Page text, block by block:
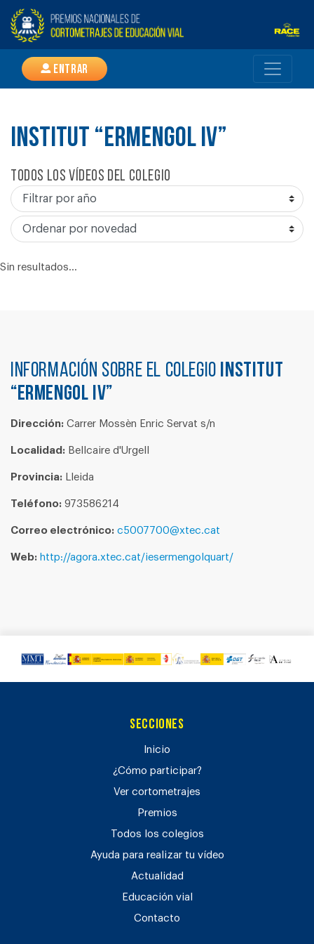
Entrar
INSTITUT “ERMENGOL IV”
Todos los vídeos del colegio
Sin resultados...
Información sobre el colegio INSTITUT
“ERMENGOL IV”
Dirección: Carrer Mossèn Enric Servat s/n
Localidad: Bellcaire d'Urgell
Provincia: Lleida
Teléfono: 973586214
Correo electrónico: c5007700@xtec.cat
Web: http://agora.xtec.cat/iesermengolquart/
Secciones
Inicio
¿Cómo participar?
Ver cortometrajes
Premios
Todos los colegios
Ayuda para realizar tu vídeo
Actualidad
Educación vial
Contacto